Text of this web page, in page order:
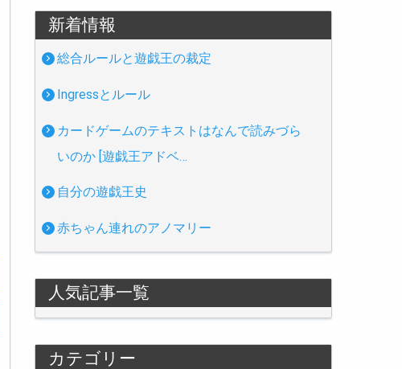
新着情報
総合ルールと遊戯王の裁定
Ingressとルール
カードゲームのテキストはなんで読みづら
いのか [遊戯王アドベ…
自分の遊戯王史
赤ちゃん連れのアノマリー
人気記事一覧
カテゴリー